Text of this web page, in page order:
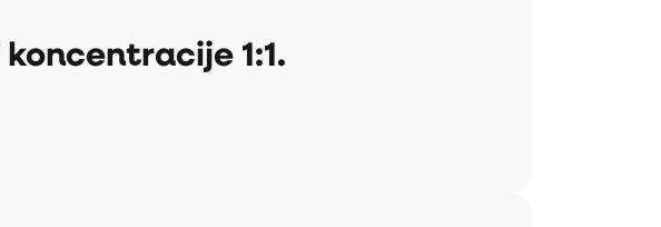
koncentracije 1:1.